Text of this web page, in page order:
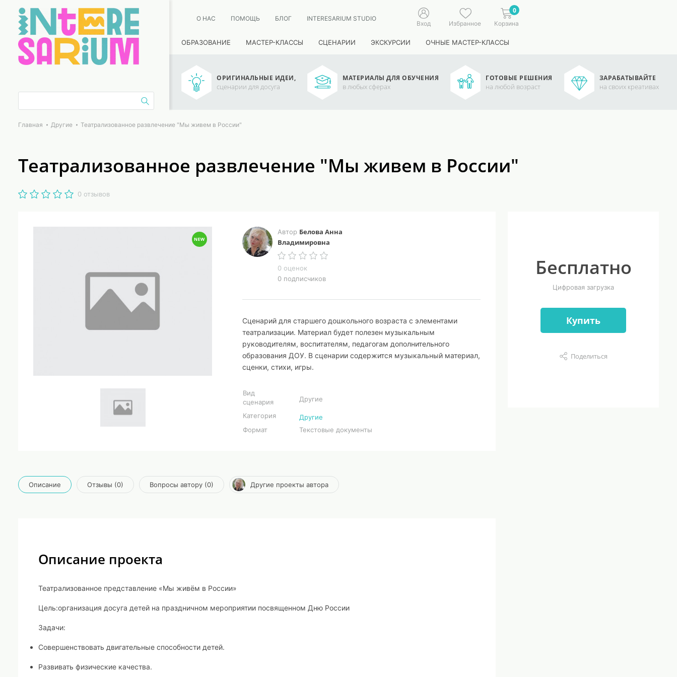
О НАС ПОМОЩЬ БЛОГ INTERESARIUM STUDIO
Вход Избранное
0
Корзина
ОБРАЗОВАНИЕ МАСТЕР-КЛАССЫ СЦЕНАРИИ ЭКСКУРСИИ ОЧНЫЕ МАСТЕР-КЛАССЫ
ОРИГИНАЛЬНЫЕ ИДЕИ,
сценарии для досуга
МАТЕРИАЛЫ ДЛЯ ОБУЧЕНИЯ
в любых сферах
ГОТОВЫЕ РЕШЕНИЯ
на любой возраст
ЗАРАБАТЫВАЙТЕ
на своих креативах
Главная Другие Театрализованное развлечение "Мы живем в России"
Театрализованное развлечение "Мы живем в России"
0 отзывов
Автор Белова Анна
Владимировна
0 оценок
0 подписчиков
Сценарий для старшего дошкольного возраста с элементами
театрализации. Материал будет полезен музыкальным
руководителям, воспитателям, педагогам дополнительного
образования ДОУ. В сценарии содержится музыкальный материал,
сценки, стихи, игры.
Вид
сценария
Другие
Категория
Другие
Формат
Текстовые документы
Бесплатно
Цифровая загрузка
Купить
Поделиться
Описание Отзывы (0) Вопросы автору (0) Другие проекты автора
Описание проекта
Театрализованное представление «Мы живём в России»
Цель:организация досуга детей на праздничном мероприятии посвященном Дню России
Задачи:
Совершенствовать двигательные способности детей.
Развивать физические качества.